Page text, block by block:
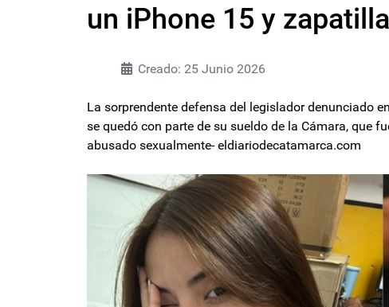
un iPhone 15 y
Creado: 25 Junio 2026
La sorprendente defensa del legislador denunciado
se quedó con parte de su sueldo de la Cámara, que
abusado sexualmente- eldiariodecatamarca.com